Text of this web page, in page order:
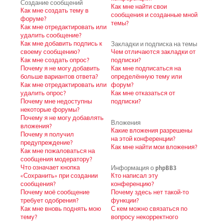
Создание сообщений
Как мне создать тему в
форуме?
Как мне отредактировать или
удалить сообщение?
Как мне добавить подпись к
своему сообщению?
Как мне создать опрос?
Почему я не могу добавить
больше вариантов ответа?
Как мне отредактировать или
удалить опрос?
Почему мне недоступны
некоторые форумы?
Почему я не могу добавлять
вложения?
Почему я получил
предупреждение?
Как мне пожаловаться на
сообщения модератору?
Что означает кнопка
«Сохранить» при создании
сообщения?
Почему моё сообщение
требует одобрения?
Как мне вновь поднять мою
тему?
Как мне найти свои
сообщения и созданные мной
темы?
Закладки и подписка на темы
Чем отличаются закладки от
подписки?
Как мне подписаться на
определённую тему или
форум?
Как мне отказаться от
подписки?
Вложения
Какие вложения разрешены
на этой конференции?
Как мне найти мои вложения?
Информация о phpBB3
Кто написал эту
конференцию?
Почему здесь нет такой-то
функции?
С кем можно связаться по
вопросу некорректного